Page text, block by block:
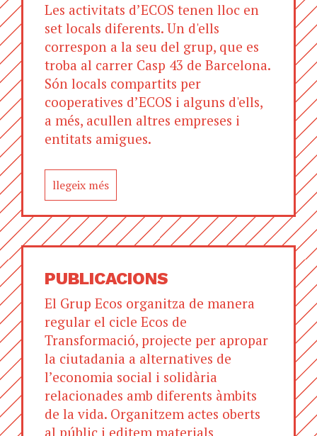
Les activitats d’ECOS tenen lloc en
set locals diferents. Un d'ells
correspon a la seu del grup, que es
troba al carrer Casp 43 de Barcelona.
Són locals compartits per
cooperatives d’ECOS i alguns d'ells,
a més, acullen altres empreses i
entitats amigues.
llegeix més
PUBLICACIONS
El Grup Ecos organitza de manera
regular el cicle Ecos de
Transformació, projecte per apropar
la ciutadania a alternatives de
l’economia social i solidària
relacionades amb diferents àmbits
de la vida. Organitzem actes oberts
al públic i editem materials